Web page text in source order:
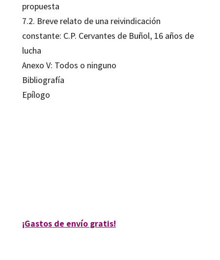
propuesta
7.2. Breve relato de una reivindicación
constante: C.P. Cervantes de Buñol, 16 años de
lucha
Anexo V: Todos o ninguno
Bibliografía
Epílogo
¡Gastos de envío gratis!